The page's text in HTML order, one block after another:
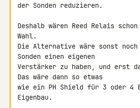
der Sonden reduzieren.
Deshalb wären Reed Relais
Wahl.
Die Alternative wäre sonst
Sonden einen eigenen
Verstärker zu haben, und erst
Das wäre dann so etwas
wie ein PH Shield für 3 oder 4
Eigenbau.